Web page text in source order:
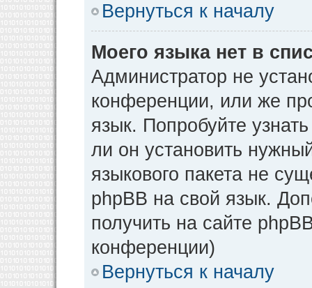
Вернуться к началу
Моего языка нет в
Администратор не
конференции, или же
язык. Попробуйте
ли он установить
языкового пакета не
phpBB на свой язык.
получить на сайте
конференции)
Вернуться к началу